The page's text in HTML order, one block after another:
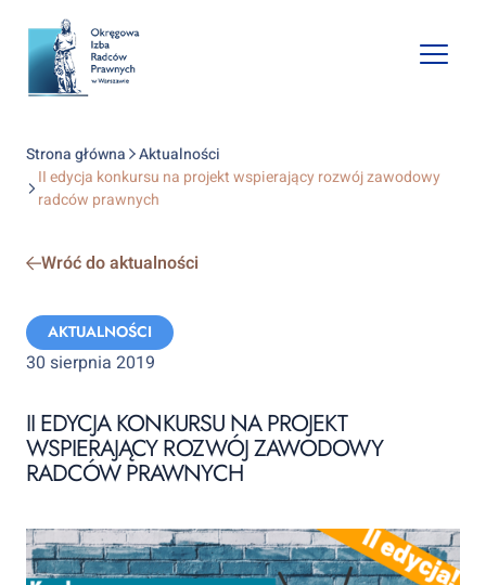
Open
Strona główna
Aktualności
II edycja konkursu na projekt wspierający rozwój zawodowy
radców prawnych
Wróć do aktualności
Categories:
AKTUALNOŚCI
30 sierpnia 2019
II EDYCJA KONKURSU NA PROJEKT
WSPIERAJĄCY ROZWÓJ ZAWODOWY
RADCÓW PRAWNYCH